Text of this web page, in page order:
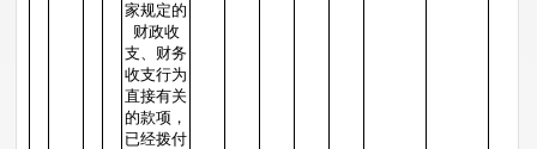
家规定的
财政收
支、财务
收支行为
直接有关
的款项，
已经拨付